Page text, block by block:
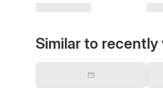
Similar to recently